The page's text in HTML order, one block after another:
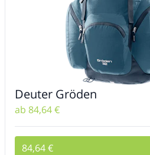
Deuter Gröden
ab 84,64 €
84,64 €